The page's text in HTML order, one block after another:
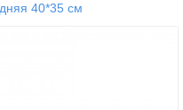
40*35 см